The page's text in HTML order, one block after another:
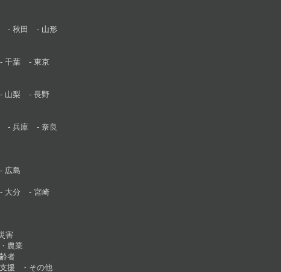
秋田
山形
千葉
東京
山梨
長野
兵庫
奈良
広島
大分
宮崎
害
農業
者
援 その他